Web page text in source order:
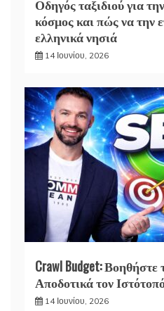
Οδηγός ταξιδιού για
κόσμος και πώς να την
ελληνικά νησιά
14 Ιουνίου, 2026
Crawl Budget: Βοηθήστε
Αποδοτικά τον
14 Ιουνίου, 2026